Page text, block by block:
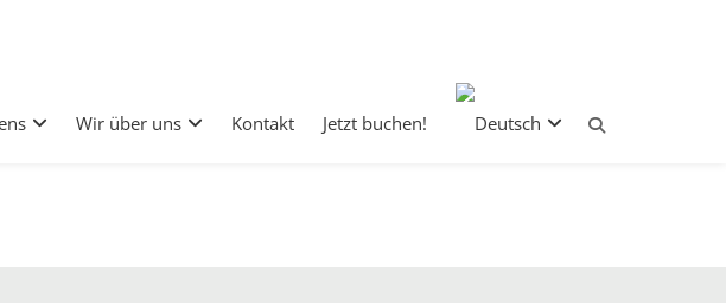
Wir über uns Kontakt Jetzt buchen!